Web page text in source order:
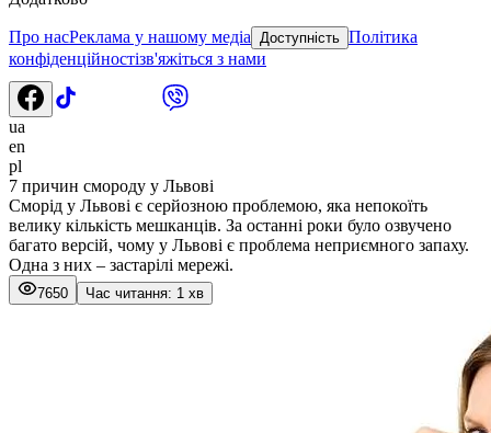
Про насРеклама у нашому медіа Доступність Політика
конфіденційностізв'яжіться з нами
ua
en
pl
7 причин смороду у Львові
Сморід у Львові є серйозною проблемою, яка непокоїть
велику кількість мешканців. За останні роки було озвучено
багато версій, чому у Львові є проблема неприємного запаху.
Одна з них – застарілі мережі.
7650 Час читання: 1 хв